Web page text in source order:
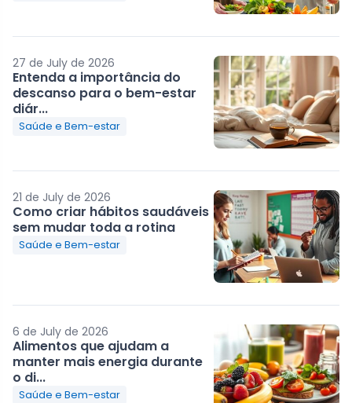
27 de July de 2026
Entenda a importância do
descanso para o bem-estar
diár...
Saúde e Bem-estar
21 de July de 2026
Como criar hábitos saudáveis
sem mudar toda a rotina
Saúde e Bem-estar
6 de July de 2026
Alimentos que ajudam a
manter mais energia durante
o di...
Saúde e Bem-estar